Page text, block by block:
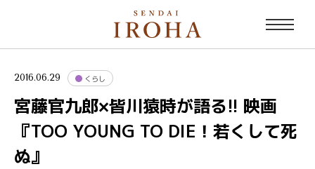
2016.06.29 くらし
宮藤官九郎×皆川猿時が語る!! 映画
『TOO YOUNG TO DIE！若くして死
ぬ』